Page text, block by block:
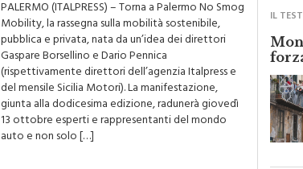
PALERMO (ITALPRESS) – Torna a Palermo No Smog
Mobility, la rassegna sulla mobilità sostenibile,
pubblica e privata, nata da un’idea dei direttori
Gaspare Borsellino e Dario Pennica
(rispettivamente direttori dell’agenzia Italpress e
del mensile Sicilia Motori). La manifestazione,
giunta alla dodicesima edizione, radunerà giovedì
13 ottobre esperti e rappresentanti del mondo
auto e non solo […]